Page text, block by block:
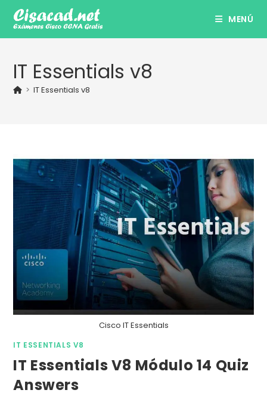
contenido
MENÚ
IT Essentials v8
> IT Essentials v8
Cisco IT Essentials
IT ESSENTIALS V8
IT Essentials V8 Módulo 14 Quiz
Answers